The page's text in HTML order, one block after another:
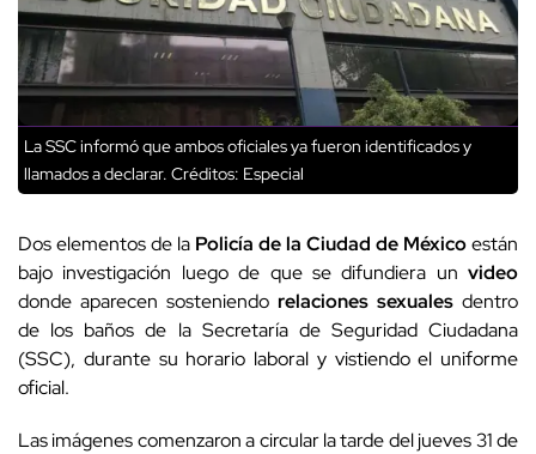
La SSC informó que ambos oficiales ya fueron identificados y
llamados a declarar. Créditos: Especial
Dos elementos de la Policía de la Ciudad de Méxicoestán
bajo investigación luego de que se difundiera un video
donde aparecen sosteniendo relaciones sexuales dentro
de los baños de la Secretaría de Seguridad Ciudadana
(SSC), durante su horario laboral y vistiendo el uniforme
oficial.
Las imágenes comenzaron a circular la tarde del jueves 31 de